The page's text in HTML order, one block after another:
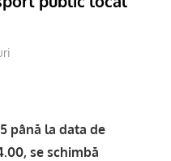
pȃnă la data de
se schimbă